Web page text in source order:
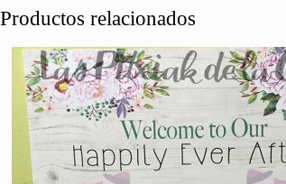
Productos relacionados